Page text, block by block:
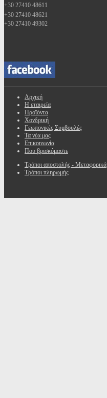
+30 27410 48611
+30 27410 48621
+30 27410 49302
Αρχική
Η εταιρεία
Προϊόντα
Χονδρική
Γεωπονικές Συμβουλές
Τα νέα μας
Επικοινωνία
Που βρισκόμαστε
Τρόποι αποστολής - Μεταφορικά
Τρόποι πληρωμής